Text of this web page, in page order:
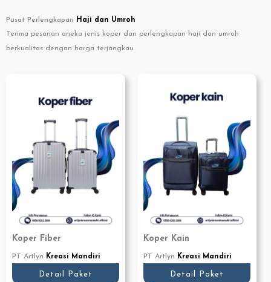
Pusat Perlengkapan Haji dan Umroh
Terima pesanan aneka jenis koper dan perlengkapan haji dan umroh
berkualitas dengan harga terjangkau.
Koper Fiber
PT Artlyn Kreasi Mandiri
Detail Paket
Koper Kain
PT Artlyn Kreasi Mandiri
Detail Paket